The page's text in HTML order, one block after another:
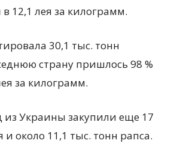
12,1 лея за килограмм.
30,1 тыс. тонн
страну пришлось 98 %
за килограмм.
из Украины закупили еще 17
около 11,1 тыс. тонн рапса.